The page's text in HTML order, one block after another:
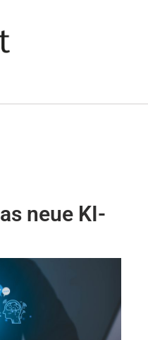
neue KI-